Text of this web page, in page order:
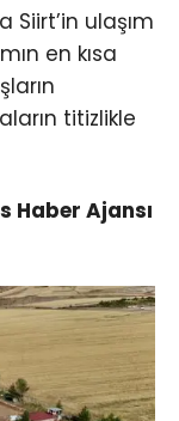
Siirt’in ulaşım
en kısa
titizlikle
Haber Ajansı